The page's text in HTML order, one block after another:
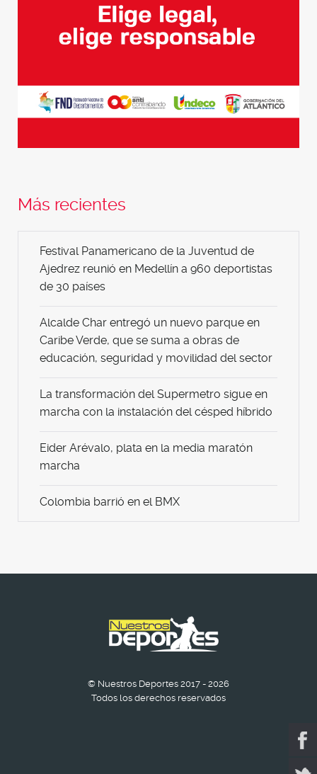
Más recientes
Festival Panamericano de la Juventud de
Ajedrez reunió en Medellín a 960 deportistas
de 30 países
Alcalde Char entregó un nuevo parque en
Caribe Verde, que se suma a obras de
educación, seguridad y movilidad del sector
La transformación del Supermetro sigue en
marcha con la instalación del césped híbrido
Eider Arévalo, plata en la media maratón
marcha
Colombia barrió en el BMX
© Nuestros Deportes 2017 - 2026
Todos los derechos reservados